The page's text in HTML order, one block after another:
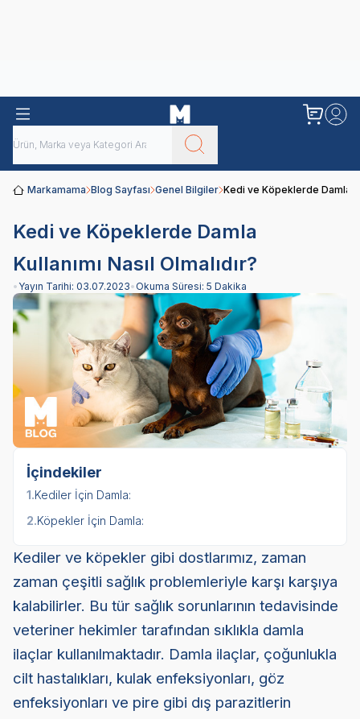
Markamama Blog Sayfası Genel Bilgiler Kedi ve Köpeklerde Damla
Kedi ve Köpeklerde Damla
Kullanımı Nasıl Olmalıdır?
• Yayın Tarihi: 03.07.2023•Okuma Süresi: 5 Dakika
İçindekiler
1.Kediler İçin Damla:
2.Köpekler İçin Damla:
Kediler ve köpekler gibi dostlarımız, zaman
zaman çeşitli sağlık problemleriyle karşı karşıya
kalabilirler. Bu tür sağlık sorunlarının tedavisinde
veteriner hekimler tarafından sıklıkla damla
ilaçlar kullanılmaktadır. Damla ilaçlar, çoğunlukla
cilt hastalıkları, kulak enfeksiyonları, göz
enfeksiyonları ve pire gibi dış parazitlerin